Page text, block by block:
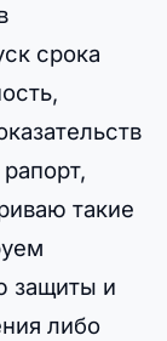
срока
такие
защиты и
либо